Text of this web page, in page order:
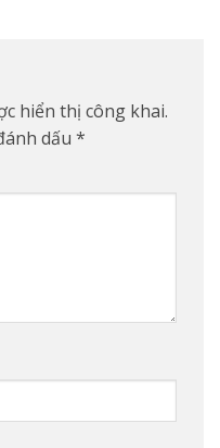
hiển thị công khai.
dấu *